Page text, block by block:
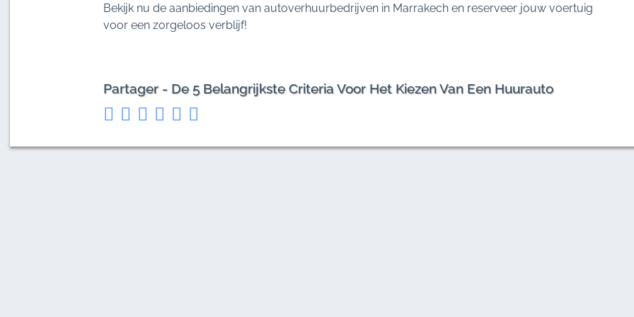
Bekijk nu de aanbiedingen van autoverhuurbedrijven in Marrakech en reserveer jouw voertuig
voor een zorgeloos verblijf!
Partager - De 5 Belangrijkste Criteria Voor Het Kiezen Van Een Huurauto